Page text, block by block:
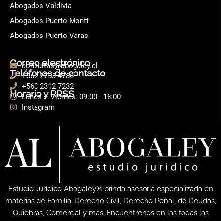
Abogados Valdivia
Abogados Puerto Montt
Abogados Puerto Varas
Correo electrónico
consultas@abogaley.cl
Teléfonos de contacto
+562 2753 4786
+563 2312 7232
Horario y RRSS
Lunes – Viernes: 09:00 - 18:00
Instagram
Estudio Jurídico Abogaley® brinda asesoría especializada en
materias de Familia, Derecho Civil, Derecho Penal, de Deudas,
Quiebras, Comercial y más. Encuéntrenos en las todas las